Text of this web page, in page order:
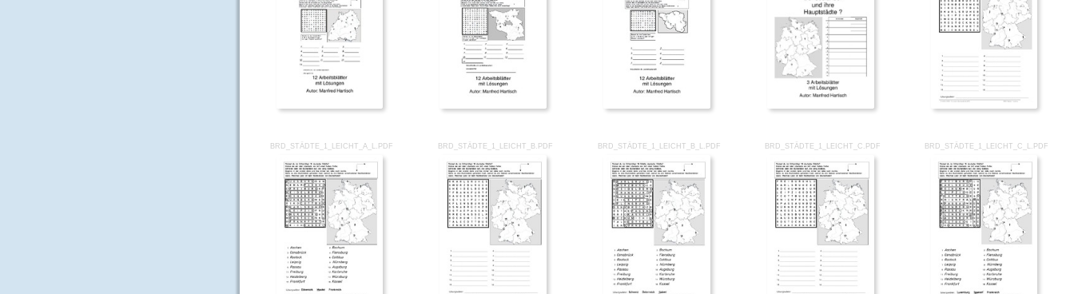
BRD_STÄDTE_1_LEICHT_A_L.PDF BRD_STÄDTE_1_LEICHT_B.PDF BRD_STÄDTE_1_LEICHT_B_L.PDF BRD_STÄDTE_1_LEICHT_C.PDF BRD_STÄDTE_1_LEICHT_C_L.PDF